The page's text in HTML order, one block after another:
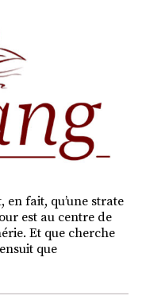
en fait, qu’une strate
est au centre de
Et que cherche
que